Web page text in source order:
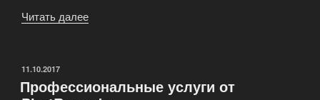
Читать далее
ОПУБЛИКОВАНО
11.10.2017
Профессиональные услуги от